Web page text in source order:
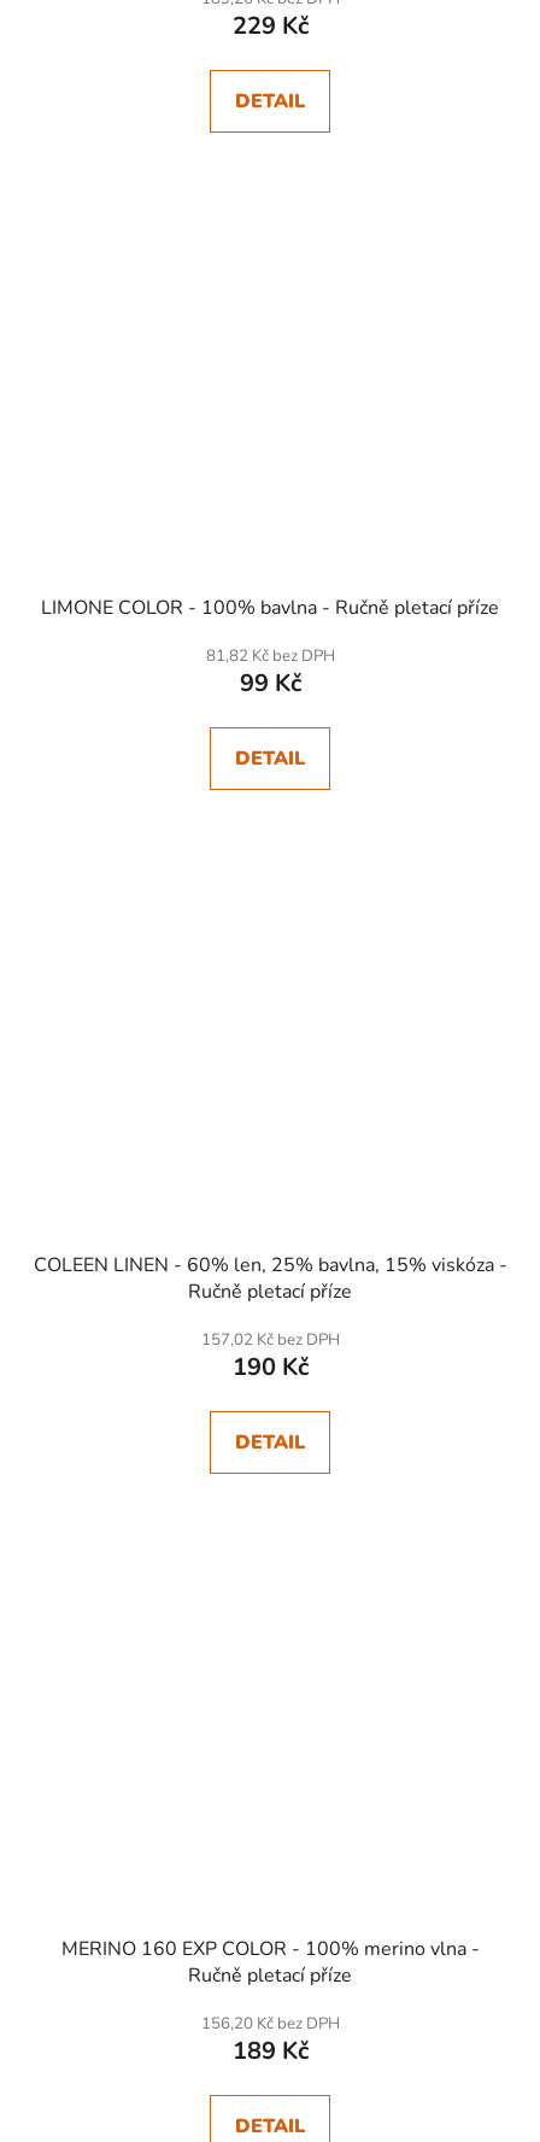
229 Kč
DETAIL
LIMONE COLOR - 100% bavlna - Ručně pletací příze
81,82 Kč bez DPH
99 Kč
DETAIL
COLEEN LINEN - 60% len, 25% bavlna, 15% viskóza -
Ručně pletací příze
157,02 Kč bez DPH
190 Kč
DETAIL
MERINO 160 EXP COLOR - 100% merino vlna -
Ručně pletací příze
156,20 Kč bez DPH
189 Kč
DETAIL